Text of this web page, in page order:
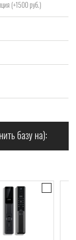
(+1500 руб.)
базу на):